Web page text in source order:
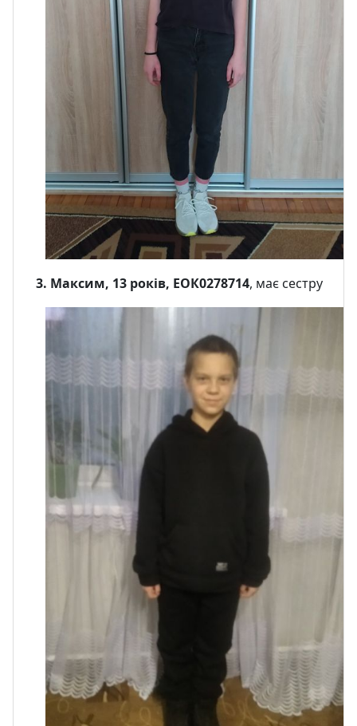
3. Максим, 13 років, ЕОК0278714, має сестру